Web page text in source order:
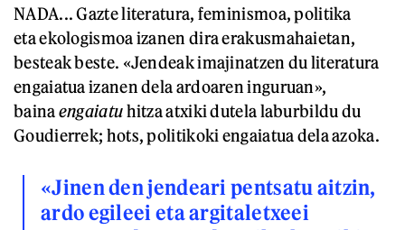
NADA... Gazte literatura, feminismoa, politika
eta ekologismoa izanen dira erakusmahaietan,
besteak beste. «Jendeak imajinatzen du literatura
engaiatua izanen dela ardoaren inguruan»,
bainaengaiatuhitza atxiki dutela laburbildu du
Goudierrek; hots, politikoki engaiatua dela azoka.
«Jinen den jendeari pentsatu aitzin,
ardo egileei eta argitaletxeei